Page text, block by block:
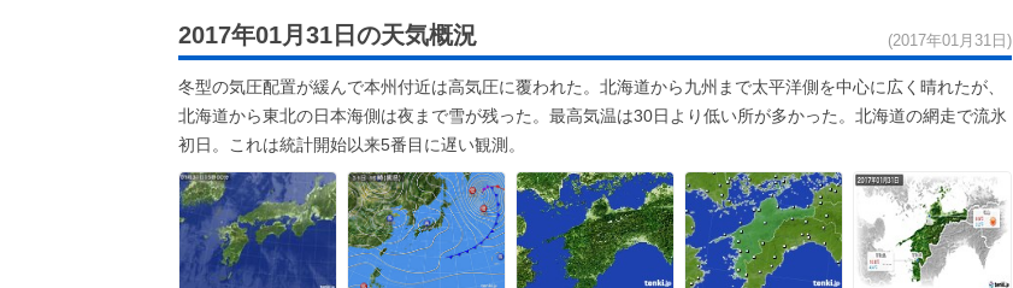
2017年01月31日の天気概況 (2017年01月31日)
冬型の気圧配置が緩んで本州付近は高気圧に覆われた。北海道から九州まで太平洋側を中心に広く晴れたが、
北海道から東北の日本海側は夜まで雪が残った。最高気温は30日より低い所が多かった。北海道の網走で流氷
初日。これは統計開始以来5番目に遅い観測。